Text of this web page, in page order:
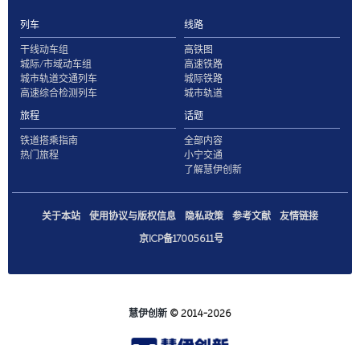
列车
干线动车组
城际/市域动车组
城市轨道交通列车
高速综合检测列车
线路
高铁图
高速铁路
城际铁路
城市轨道
旅程
铁道搭乘指南
热门旅程
话题
全部内容
小宁交通
了解慧伊创新
关于本站 使用协议与版权信息 隐私政策 参考文献
友情链接
京ICP备17005611号
慧伊创新 © 2014-2026